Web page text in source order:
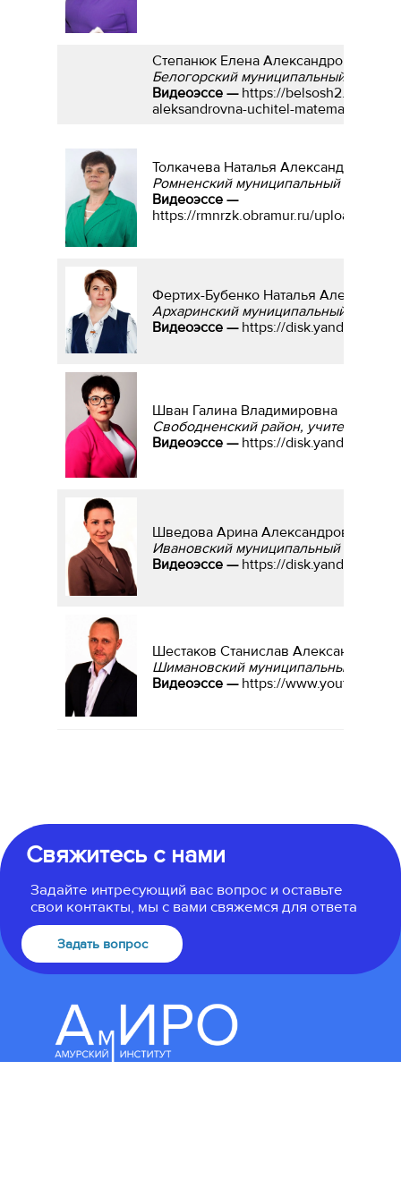
Степанюк Елена Александровна
Белогорский муниципальный округ,
Видеоэссе — https://
aleksandrovna-uchitel-matematiki/
Толкачева Наталья Александровна
Ромненский муниципальный округ,
Видеоэссе —
https://rmnrzk.obramur.ru/upload/
Фертих-Бубенко Наталья
Архаринский муниципальный округ,
Видеоэссе — https://disk.yandex.ru/i/
Шван Галина Владимировна
Свободненский район, учитель
Видеоэссе — https://disk.yandex.ru/i/
Шведова Арина Александровна
Ивановский муниципальный округ,
Видеоэссе — https://disk.yandex.ru/i/
Шестаков Станислав Александрович
Шимановский муниципальный
Видеоэссе — https://
Свяжитесь с нами
Задайте интресующий вас вопрос и оставьте
свои контакты, мы с вами свяжемся для ответа
Задать вопрос